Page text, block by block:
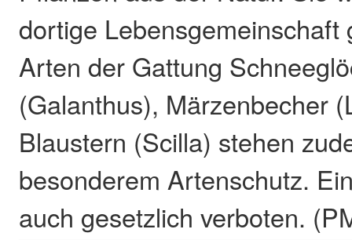
dortige Lebensgemeinschaft
Arten der Gattung
(Galanthus), Märzenbecher
Blaustern (Scilla) stehen
besonderem Artenschutz.
auch gesetzlich verboten.